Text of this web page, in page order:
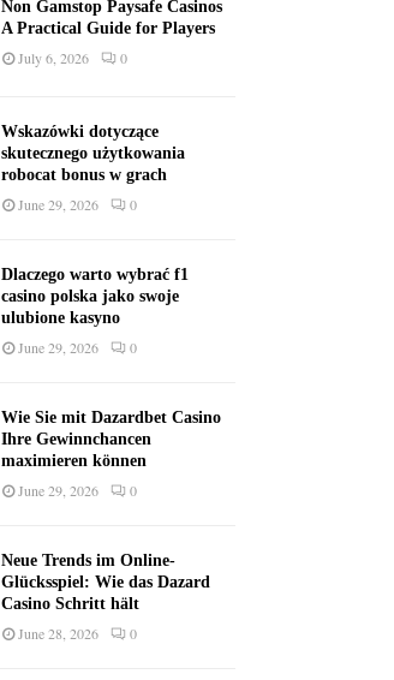
Non Gamstop Paysafe Casinos
A Practical Guide for Players
July 6, 2026 0
Wskazówki dotyczące
skutecznego użytkowania
robocat bonus w grach
June 29, 2026 0
Dlaczego warto wybrać f1
casino polska jako swoje
ulubione kasyno
June 29, 2026 0
Wie Sie mit Dazardbet Casino
Ihre Gewinnchancen
maximieren können
June 29, 2026 0
Neue Trends im Online-
Glücksspiel: Wie das Dazard
Casino Schritt hält
June 28, 2026 0